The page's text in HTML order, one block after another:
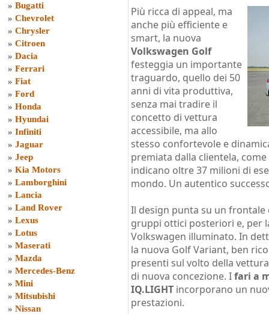
» Bugatti
» Chevrolet
» Chrysler
» Citroen
» Dacia
» Ferrari
» Fiat
» Ford
» Honda
» Hyundai
» Infiniti
» Jaguar
» Jeep
» Kia Motors
» Lamborghini
» Lancia
» Land Rover
» Lexus
» Lotus
» Maserati
» Mazda
» Mercedes-Benz
» Mini
» Mitsubishi
» Nissan
Più ricca di appeal, ma
anche più efficiente e
smart, la nuova
Volkswagen Golf
festeggia un importante
traguardo, quello dei 50
anni di vita produttiva,
senza mai tradire il
concetto di vettura
accessibile, ma allo
stesso confortevole e
premiata dalla clientela,
indicano oltre 37 milioni di
mondo. Un autentico
Il design punta su un frontale
gruppi ottici posteriori e, per
Volkswagen illuminato. In
la nuova Golf Variant, ben
presenti sul volto della
di nuova concezione. Ifari a
IQ.LIGHT incorporano un
prestazioni.